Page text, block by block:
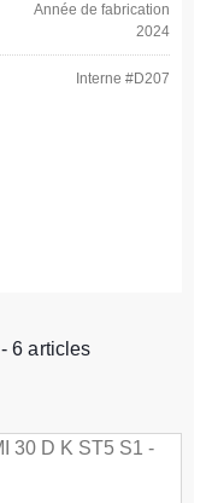
Année de fabrication
2024
Interne #D207
- 6 articles